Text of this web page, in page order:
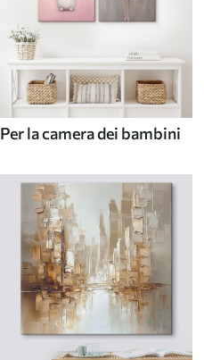
Per la camera dei bambini